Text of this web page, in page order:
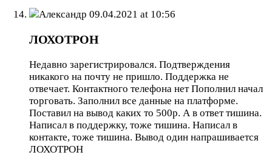
Александр 09.04.2021 at 10:56
ЛОХОТРОН
Недавно зарегистрировался. Подтверждения
никакого на почту не пришло. Поддержка не
отвечает. Контактного телефона нет Пополнил начал
торговать. Заполнил все данные на платформе.
Поставил на вывод каких то 500р. А в ответ тишина.
Написал в поддержку, тоже тишина. Написал в
контакте, тоже тишина. Вывод один напрашивается
ЛОХОТРОН